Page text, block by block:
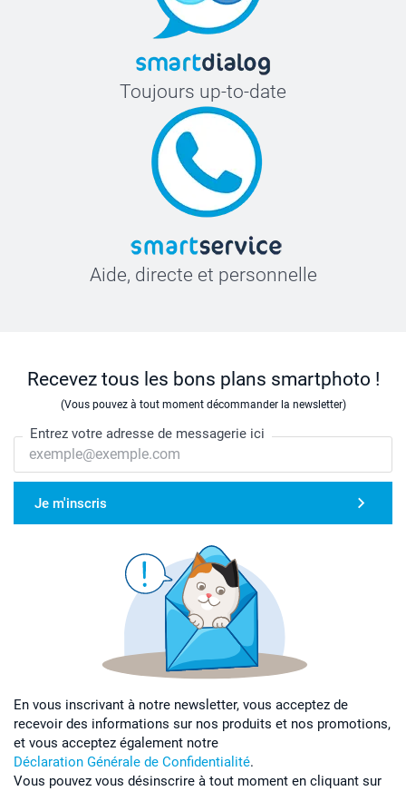
Toujours up-to-date
Aide, directe et personnelle
Recevez tous les bons plans smartphoto !
(Vous pouvez à tout moment décommander la newsletter)
Entrez votre adresse de messagerie ici
Je m'inscris
En vous inscrivant à notre newsletter, vous acceptez de
recevoir des informations sur nos produits et nos promotions,
et vous acceptez également notre
Déclaration Générale de Confidentialité.
Vous pouvez vous désinscrire à tout moment en cliquant sur